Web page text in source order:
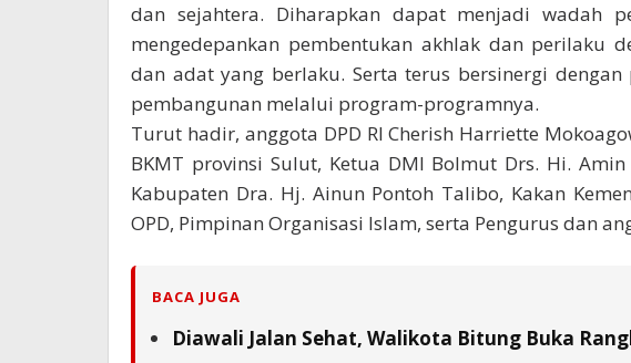
dan sejahtera. Diharapkan dapat menjadi wadah
mengedepankan pembentukan akhlak dan perilaku
dan adat yang berlaku. Serta terus bersinergi
pembangunan melalui program-programnya.
Turut hadir, anggota DPD RI Cherish Harriette
BKMT provinsi Sulut, Ketua DMI Bolmut Drs. Hi. Amin
Kabupaten Dra. Hj. Ainun Pontoh Talibo, Kakan
OPD, Pimpinan Organisasi Islam, serta Pengurus dan
BACA JUGA
Diawali Jalan Sehat, Walikota Bitung Buka